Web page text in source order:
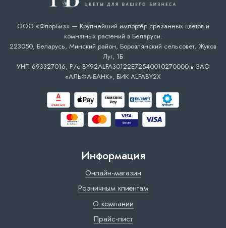
ООО «ФлорБиз» — Крупнейший импортёр срезанных цветов и
комнатных растений в Беларуси.
223050, Беларусь, Минский район, Боровлянский сельсовет, Жуков
Луг, 1Б
УНП 693327016, Р/с BY92ALFA30122E72540010270000 в ЗАО
«АЛЬФА-БАНК», БИК ALFABY2X
Информация
Онлайн-магазин
Розничным клиентам
О компании
Прайс-лист